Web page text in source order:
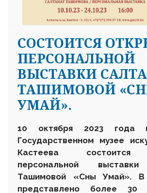
СОСТОИТСЯ
ПЕРСОНАЛЬНОЙ
ВЫСТАВКИ
ТАШИМОВОЙ
УМАЙ».
10 октября 2023
Государственном музее
Кастеева состоится
персональной
Ташимовой «Сны Умай». В
представлено более 30